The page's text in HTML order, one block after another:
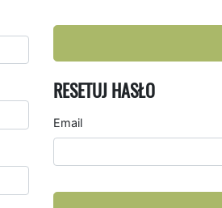
RESETUJ HASŁO
Email